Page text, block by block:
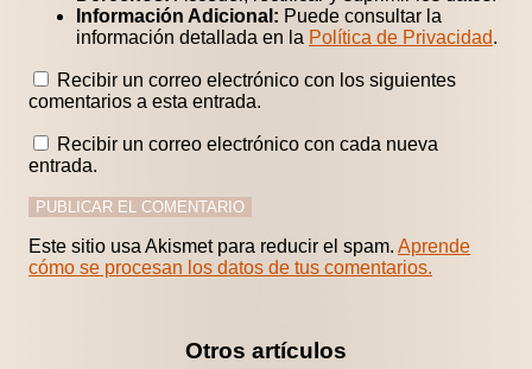
Información Adicional: Puede consultar la
información detallada en la Política de Privacidad.
Recibir un correo electrónico con los siguientes
comentarios a esta entrada.
Recibir un correo electrónico con cada nueva
entrada.
Este sitio usa Akismet para reducir el spam. Aprende
cómo se procesan los datos de tus comentarios.
Otros artículos